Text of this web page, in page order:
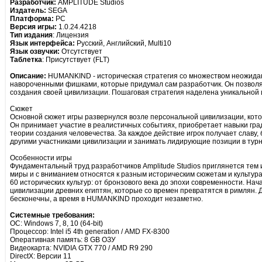
Разработчик: AMPLITUDE Studios
Издатель: SEGA
Платформа: PC
Версия игры: 1.0.24.4218
Тип издания: Лицензия
Язык интерфейса: Русский, Английский, Multi10
Язык озвучки: Отсутствует
Таблетка: Присутствует (FLT)
Описание: HUMANKIND - историческая стратегия со множеством
навороченными фишками, которые придумал сам разработчик. Он
создания своей цивилизации. Пошаговая стратегия наделена
Сюжет
Основной сюжет игры развернулся возле персональной цивилизации,
Он принимает участие в реалистичных событиях, приобретает навыки
теории создания человечества. За каждое действие игрок получает
другими участниками цивилизации и занимать лидирующие позиции в
Особенности игры
Фундаментальный труд разработчиков Amplitude Studios приглянется
миры и с вниманием относятся к разным историческим сюжетам и
60 исторических культур: от бронзового века до эпохи современности.
цивилизации древних египтян, которые со времен превратятся в римлян.
бесконечны, а время в HUMANKIND проходит незаметно.
Системные требования:
ОС: Windows 7, 8, 10 (64-bit)
Процессор: Intel i5 4th generation / AMD FX-8300
Оперативная память: 8 GB ОЗУ
Видеокарта: NVIDIA GTX 770 / AMD R9 290
DirectX: Версии 11